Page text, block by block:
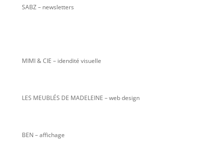
SABZ – newsletters
MIMI & CIE – idendité visuelle
LES MEUBLÉS DE MADELEINE – web design
BEN – affichage